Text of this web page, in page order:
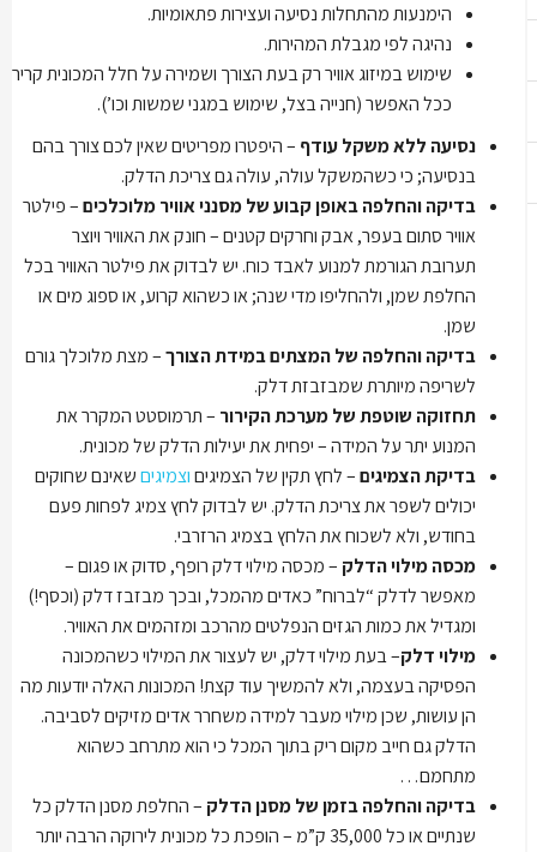
הימנעות מהתחלות נסיעה ועצירות פתאומיות.
נהיגה לפי מגבלת המהירות.
שימוש במיזוג אוויר רק בעת הצורך ושמירה על חלל המכונית קריר
ככל האפשר (חנייה בצל, שימוש במגני שמשות וכו’).
נסיעה ללא משקל עודף– היפטרו מפריטים שאין לכם צורך בהם
בנסיעה; כי כשהמשקל עולה, עולה גם צריכת הדלק.
בדיקה והחלפה באופן קבוע של מסנני אוויר מלוכלכים– פילטר
אוויר סתום בעפר, אבק וחרקים קטנים – חונק את האוויר ויוצר
תערובת הגורמת למנוע לאבד כוח. יש לבדוק את פילטר האוויר בכל
החלפת שמן, ולהחליפו מדי שנה; או כשהוא קרוע, או ספוג מים או
שמן.
בדיקה והחלפה של המצתים במידת הצורך– מצת מלוכלך גורם
לשריפה מיותרת שמבזבזת דלק.
תחזוקה שוטפת של מערכת הקירור– תרמוסטט המקרר את
המנוע יתר על המידה – יפחית את יעילות הדלק של מכונית.
בדיקת הצמיגים– לחץ תקין של הצמיגיםוצמיגיםשאינם שחוקים
יכולים לשפר את צריכת הדלק. יש לבדוק לחץ צמיג לפחות פעם
בחודש, ולא לשכוח את הלחץ בצמיג הרזרבי.
מכסה מילוי הדלק– מכסה מילוי דלק רופף, סדוק או פגום –
מאפשר לדלק “לברוח” כאדים מהמכל, ובכך מבזבז דלק (וכסף!)
ומגדיל את כמות הגזים הנפלטים מהרכב ומזהמים את האוויר.
מילוי דלק– בעת מילוי דלק, יש לעצור את המילוי כשהמכונה
הפסיקה בעצמה, ולא להמשיך עוד קצת! המכונות האלה יודעות מה
הן עושות, שכן מילוי מעבר למידה משחרר אדים מזיקים לסביבה.
הדלק גם חייב מקום ריק בתוך המכל כי הוא מתרחב כשהוא
מתחמם…
בדיקה והחלפה בזמן של מסנן הדלק– החלפת מסנן הדלק כל
שנתיים או כל 35,000 ק”מ – הופכת כל מכונית לירוקה הרבה יותר